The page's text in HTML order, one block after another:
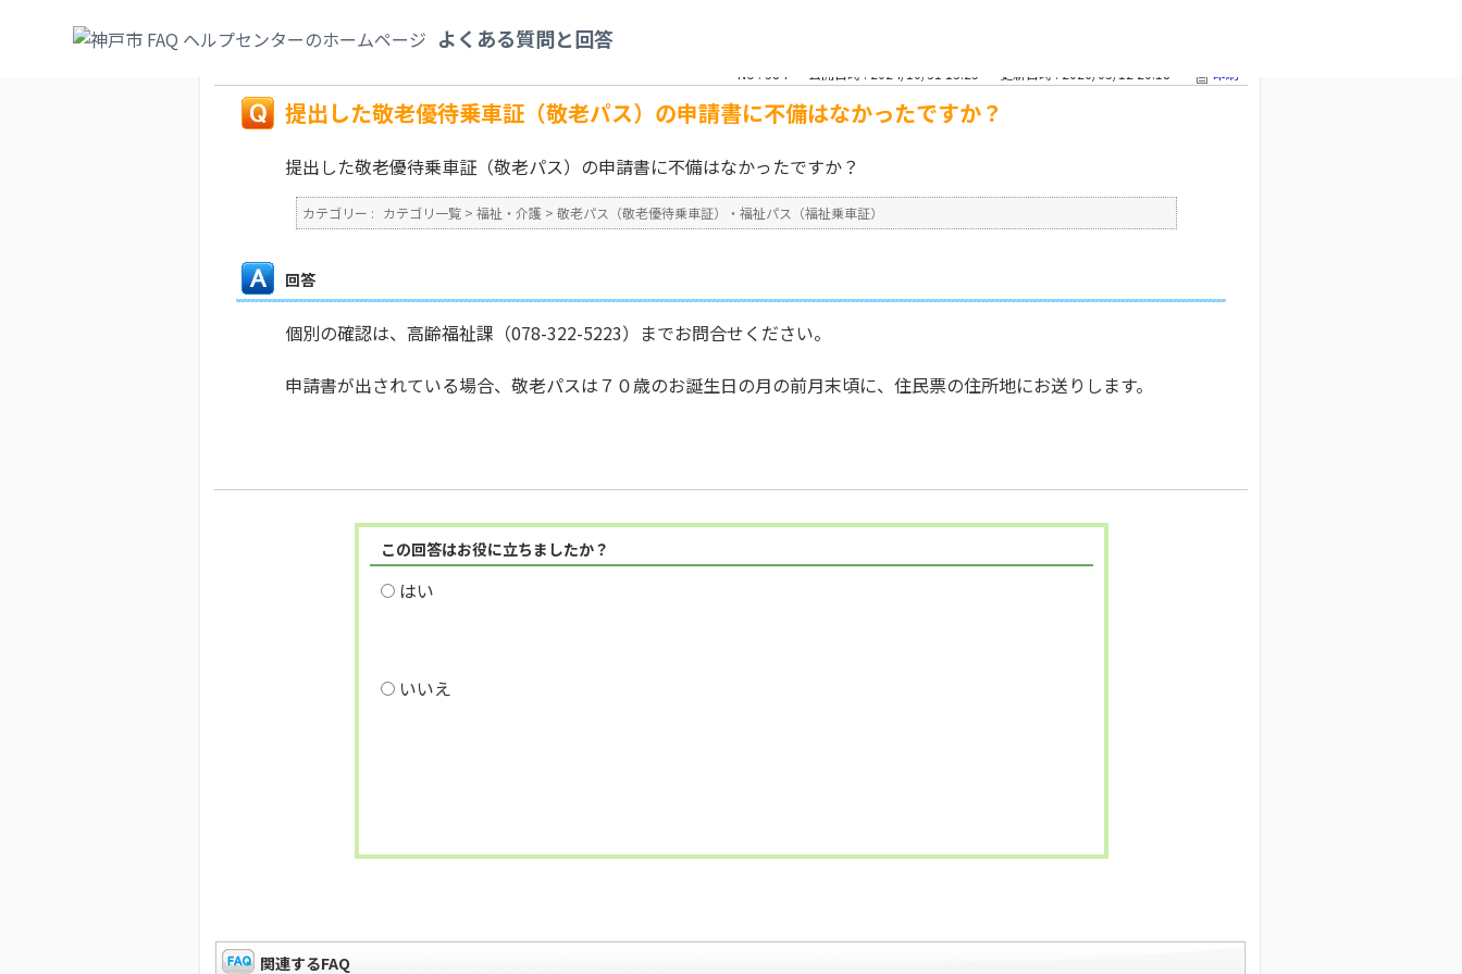
よくある質問と回答
備はなかったですか？
No : 584 公開日時 : 2024/10/31 13:25 更新日時 : 2026/05/12 20:18 印刷
提出した敬老優待乗車証（敬老パス）の申請書に不備はなかったですか？
提出した敬老優待乗車証（敬老パス）の申請書に不備はなかったですか？
カテゴリー : カテゴリ一覧 > 福祉・介護 > 敬老パス（敬老優待乗車証）・福祉パス（福祉乗車証）
回答
個別の確認は、高齢福祉課（078-322-5223）までお問合せください。
申請書が出されている場合、敬老パスは７０歳のお誕生日の月の前月末頃に、住民票の住所地にお送りします。
この回答はお役に立ちましたか？
はい
いいえ
関連するFAQ